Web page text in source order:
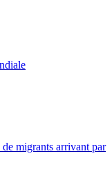
migrants arrivant par